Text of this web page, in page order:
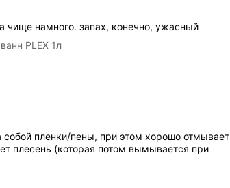
чище намного. запах, конечно, ужасный
PLEX 1л
собой пленки/пены, при этом хорошо отмывает
плесень (которая потом вымывается при